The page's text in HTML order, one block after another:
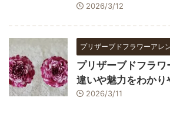
2026/3/12
プリザーブドフラワーアレ
プリザーブドフラ
違いや魅力をわかり
2026/3/11